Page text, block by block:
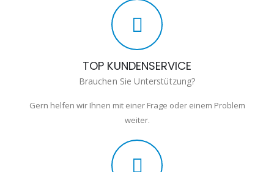
TOP KUNDENSERVICE
Brauchen Sie Unterstützung?
Gern helfen wir Ihnen mit einer Frage oder einem Problem
weiter.